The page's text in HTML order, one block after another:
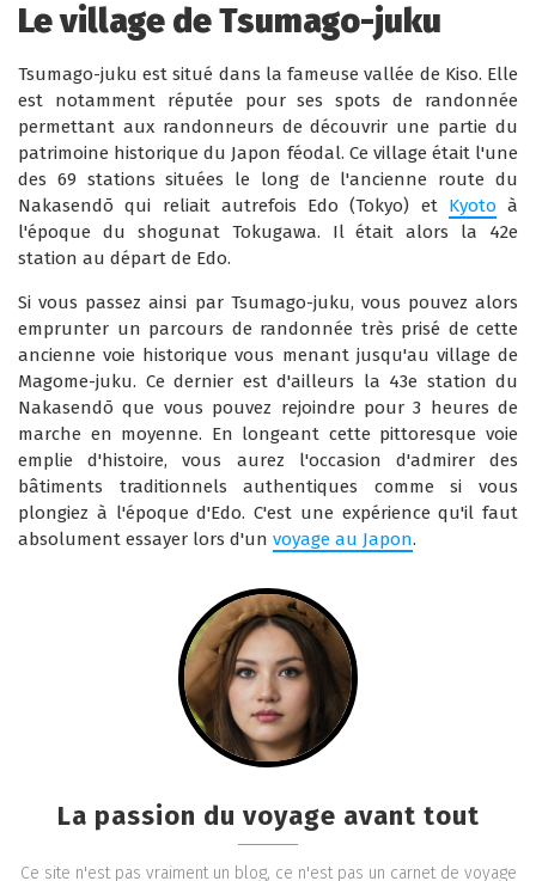
Le village de Tsumago-juku
Tsumago-juku est situé dans la fameuse vallée de Kiso. Elle
est notamment réputée pour ses spots de randonnée
permettant aux randonneurs de découvrir une partie du
patrimoine historique du Japon féodal. Ce village était l'une
des 69 stations situées le long de l'ancienne route du
Nakasendō qui reliait autrefois Edo (Tokyo) et Kyoto à
l'époque du shogunat Tokugawa. Il était alors la 42e
station au départ de Edo.
Si vous passez ainsi par Tsumago-juku, vous pouvez alors
emprunter un parcours de randonnée très prisé de cette
ancienne voie historique vous menant jusqu'au village de
Magome-juku. Ce dernier est d'ailleurs la 43e station du
Nakasendō que vous pouvez rejoindre pour 3 heures de
marche en moyenne. En longeant cette pittoresque voie
emplie d'histoire, vous aurez l'occasion d'admirer des
bâtiments traditionnels authentiques comme si vous
plongiez à l'époque d'Edo. C'est une expérience qu'il faut
absolument essayer lors d'un voyage au Japon.
La passion du voyage avant tout
Ce site n'est pas vraiment un blog, ce n'est pas un carnet de voyage